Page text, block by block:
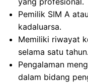
Pemilik SIM A
kadaluarsa.
Memiliki riwayat
selama satu tahun.
Pengalaman
dalam bidang